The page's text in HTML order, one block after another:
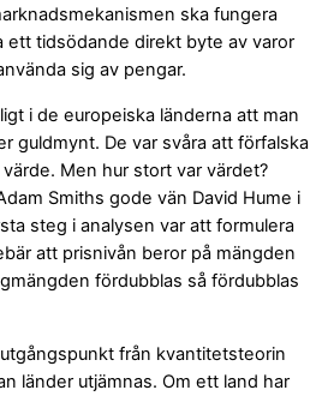
ska fungera
ett tidsödande direkt byte av varor
sig av pengar.
i de europeiska länderna att man
guldmynt. De var svåra att förfalska
Men hur stort var värdet?
Smiths gode vän David Hume i
steg i analysen var att formulera
att prisnivån beror på mängden
fördubblas så fördubblas
från kvantitetsteorin
länder utjämnas. Om ett land har